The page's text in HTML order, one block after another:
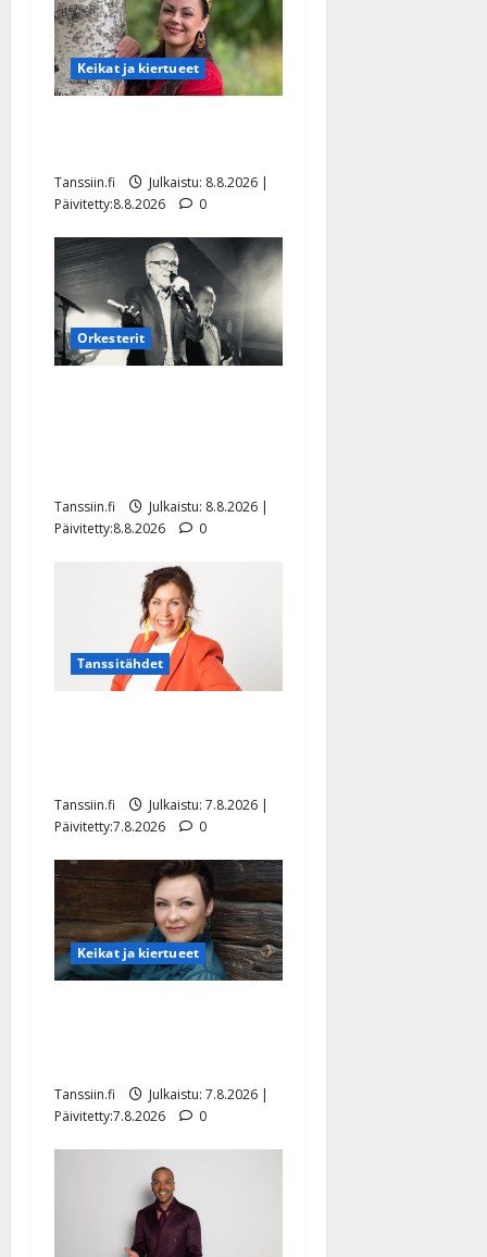
Keikat ja kiertueet
Tanssiin.fi
Julkaistu: 8.8.2026 |
Päivitetty:8.8.2026
0
Orkesterit
Tanssiin.fi
Julkaistu: 8.8.2026 |
Päivitetty:8.8.2026
0
Tanssitähdet
Tanssiin.fi
Julkaistu: 7.8.2026 |
Päivitetty:7.8.2026
0
Keikat ja kiertueet
Tanssiin.fi
Julkaistu: 7.8.2026 |
Päivitetty:7.8.2026
0